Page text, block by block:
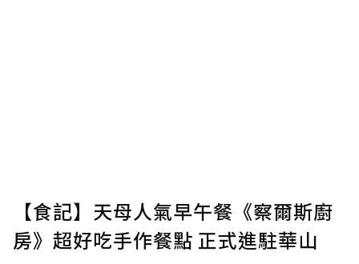
【食記】天母人氣早午餐《察爾斯廚
房》超好吃手作餐點 正式進駐華山